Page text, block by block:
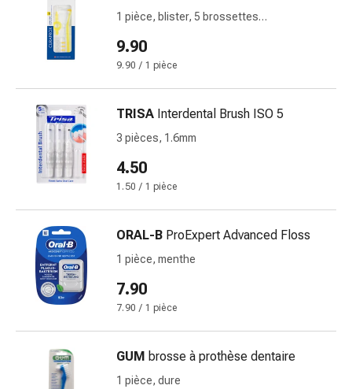
pansement
Brûlures
soleil
changement
pansements
Pansements
Traitement
plaies
plaies
1 pièce, blister, 5 brossettes
9.90
9.90 / 1 pièce
TRISA Interdental Brush ISO 5
3 pièces, 1.6mm
4.50
1.50 / 1 pièce
ORAL-B ProExpert Advanced Floss
1 pièce, menthe
7.90
7.90 / 1 pièce
GUM brosse à prothèse dentaire
1 pièce, dure